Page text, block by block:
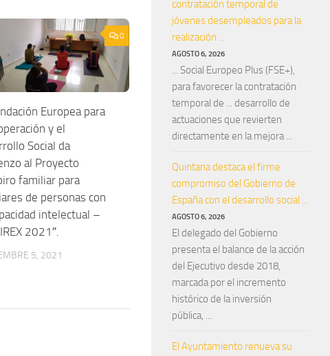
0
Europea para
y el
Social da
al Proyecto
familiar para
de personas con
intelectual –
2021″.
5, 2021
contratación temporal de
jóvenes desempleados para la
realización ...
AGOSTO 6, 2026
... Social Europeo Plus (FSE+),
para favorecer la contratación
temporal de ... desarrollo de
actuaciones que revierten
directamente en la mejora ...
Quintana destaca el firme
compromiso del Gobierno de
España con el desarrollo social ...
AGOSTO 6, 2026
El delegado del Gobierno
presenta el balance de la acción
del Ejecutivo desde 2018,
marcada por el incremento
histórico de la inversión
pública, ...
El Ayuntamiento renueva su